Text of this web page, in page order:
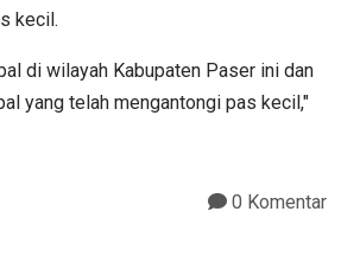
kecil.
di wilayah Kabupaten Paser ini dan
yang telah mengantongi pas kecil,"
0 Komentar